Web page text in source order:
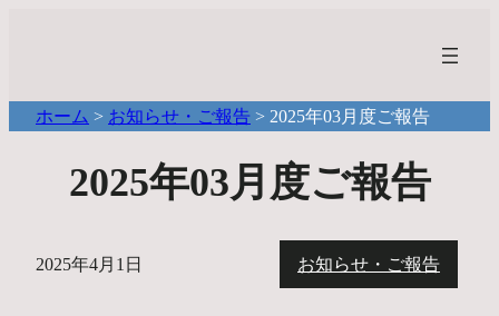
ホーム > お知らせ・ご報告 > 2025年03月度ご報告
2025年03月度ご報告
2025年4月1日 お知らせ・ご報告